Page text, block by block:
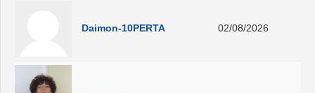
Daimon-10PERTA 02/08/2026